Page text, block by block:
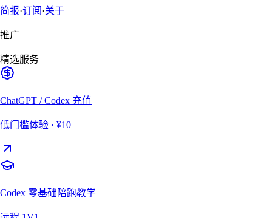
简报·订阅 ·关于
推广
精选服务
ChatGPT / Codex 充值
低门槛体验 · ¥10
Codex 零基础陪跑教学